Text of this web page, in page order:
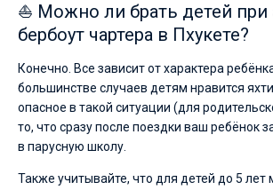
⛵ Можно ли брать детей при
бербоут чартера в Пхукете?
Конечно. Все зависит от характера
большинстве случаев детям нравится
опасное в такой ситуации (для
то, что сразу после поездки ваш ребёнок
в парусную школу.
Также учитывайте, что для детей до 5 лет